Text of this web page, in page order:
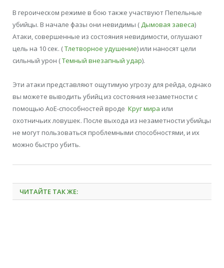
В героическом режиме в бою также участвуют Пепельные
убийцы. В начале фазы они невидимы (Дымовая завеса)
Атаки, совершенные из состояния невидимости, оглушают
цель на 10 сек. (Тлетворное удушение) или наносят цели
сильный урон (Темный внезапный удар).
Эти атаки представляют ощутимую угрозу для рейда, однако
вы можете выводить убийц из состояния незаметности с
помощью АоЕ-способностей вроде Круг мира или
охотничьих ловушек. После выхода из незаметности убийцы
не могут пользоваться проблемными способностями, и их
можно быстро убить.
ЧИТАЙТЕ ТАК ЖЕ: